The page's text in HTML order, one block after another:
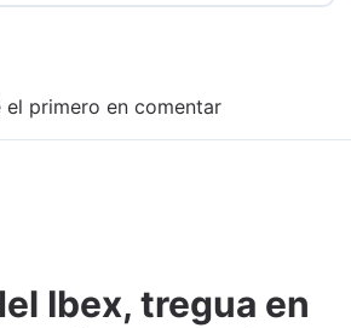
el primero en comentar
Adjuntar imagen Comentar
Ibex, tregua en